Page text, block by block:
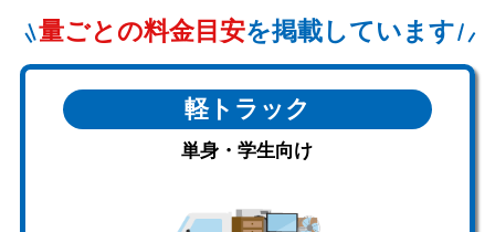
量ごとの料金目安を掲載しています
軽トラック
単身・学生向け